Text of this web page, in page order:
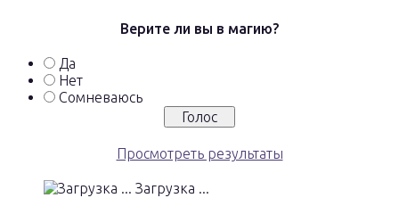
Верите ли вы в магию?
Да
Нет
Сомневаюсь
Просмотреть результаты
Загрузка ...